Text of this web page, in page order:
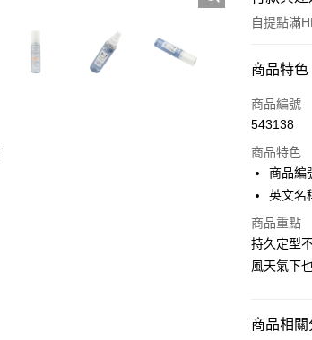
自提點滿
付款方式
信用卡
AlipayHK
PayMe
WeChat
BoC Pay
送貨方式
商品特色
商品編號
543138
商品特色
商品編
英文名
商品重點
持久定型
風天氣下
商品相關